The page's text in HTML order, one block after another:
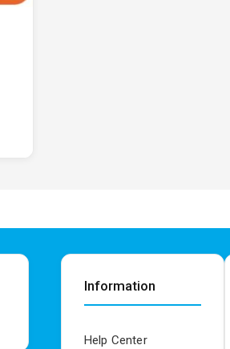
Information
Help Center